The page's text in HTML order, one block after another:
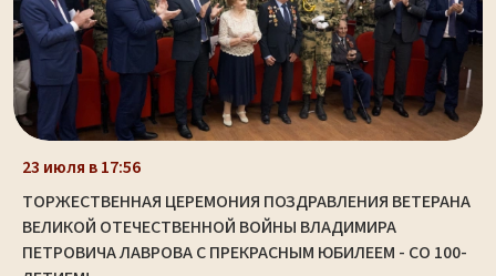
23 июля в 17:56
ТОРЖЕСТВЕННАЯ ЦЕРЕМОНИЯ ПОЗДРАВЛЕНИЯ ВЕТЕРАНА
ВЕЛИКОЙ ОТЕЧЕСТВЕННОЙ ВОЙНЫ ВЛАДИМИРА
ПЕТРОВИЧА ЛАВРОВА С ПРЕКРАСНЫМ ЮБИЛЕЕМ - СО 100-